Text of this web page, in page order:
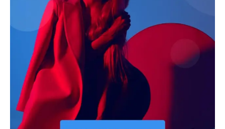
Privacy Policy
Terms of Use Agreement
Facebook
X WhatsApp
Share